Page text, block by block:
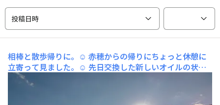
投稿日時
相棒と散歩帰りに。☺️ 赤穂からの帰りにちょっと休憩に
立寄って見ました。☺️ 先日交換した新しいオイルの状況
確認も兼ねて、ちょっとヤンチャに走ってもみましたが今
の処良い感じですね。☺️🥸☺️今までのオイルと比べて、低
速時でのＤＣＴのシフトショックが少し大きいぐらいです